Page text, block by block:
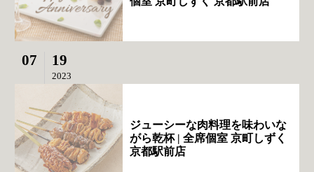
07 19
2023
ジューシーな肉料理を味わいな
がら乾杯 | 全席個室 京町しずく
京都駅前店